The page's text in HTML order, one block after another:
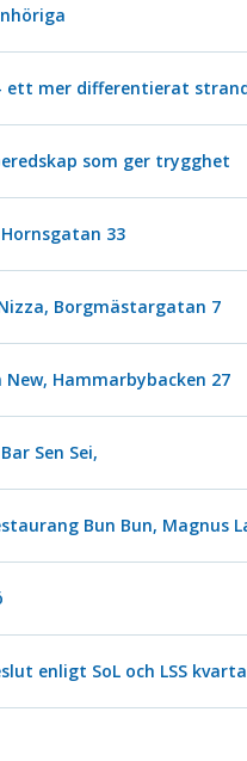
mer differentierat
som ger trygghet
33
Borgmästargatan 7
Hammarbybacken 27
Sen Sei,
Bun Bun, Magnus
enligt SoL och LSS